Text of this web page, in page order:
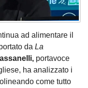
ad alimentare il
da La
portavoce
ha analizzato i
come tutto